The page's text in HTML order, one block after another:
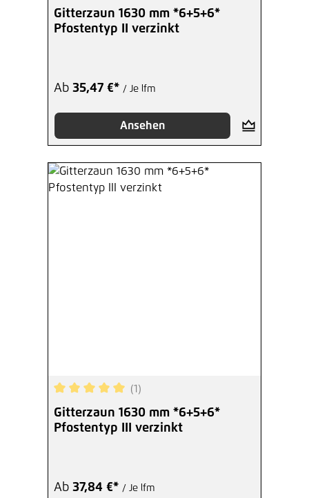
Durchschnittliche Bewertung von 5 von 5
Gitterzaun 1630 mm *6+5+6*
Pfostentyp II verzinkt
Ab 35,47 €* / Je lfm
Ansehen
Durchschnittliche Bewertung von 5 von 5
(1)
Gitterzaun 1630 mm *6+5+6*
Pfostentyp III verzinkt
Ab 37,84 €* / Je lfm